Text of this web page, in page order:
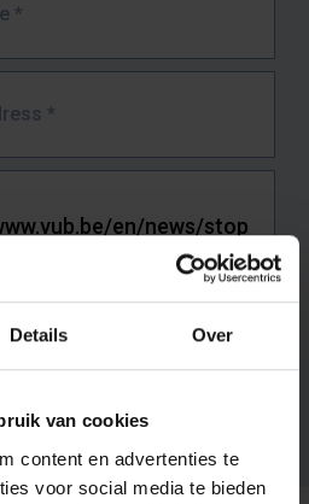
Details Over
van cookies
content en advertenties te
voor social media te bieden
*
*
page where you encountered the error.